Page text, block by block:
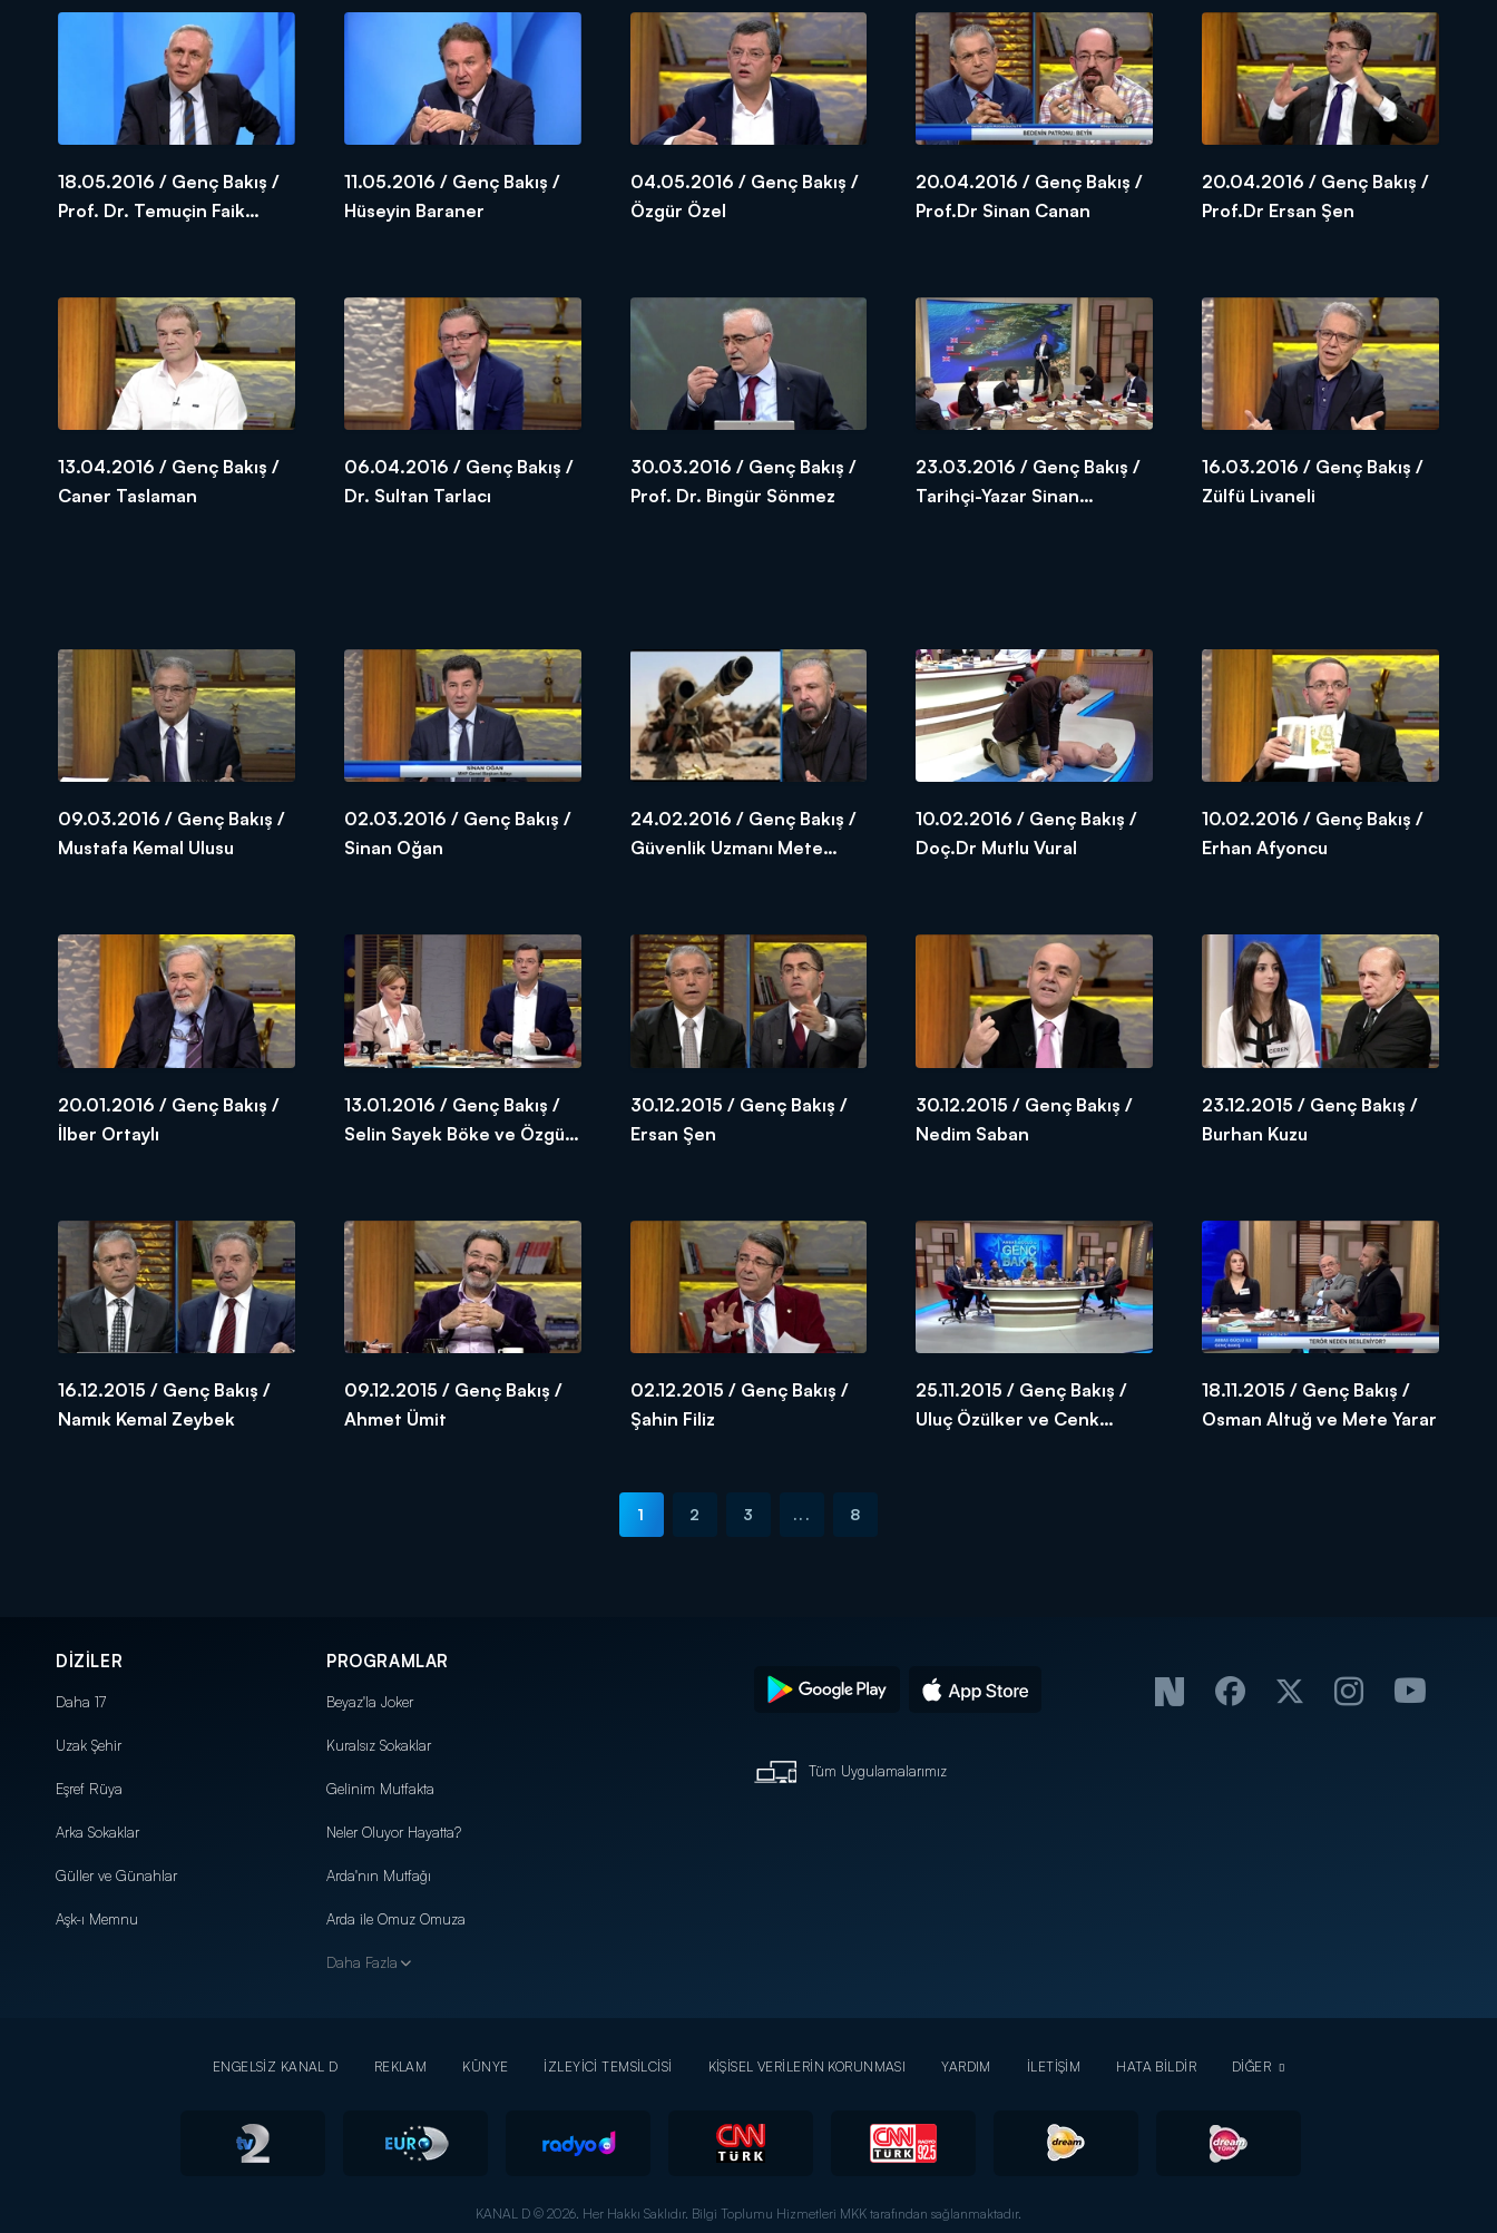
18.05.2016 / Genç Bakış /
Prof. Dr. Temuçin Faik
11.05.2016 / Genç Bakış /
Hüseyin Baraner
04.05.2016 / Genç Bakış /
Özgür Özel
20.04.2016 / Genç Bakış /
Prof.Dr Sinan Canan
20.04.2016 / Genç Bakış /
Prof.Dr Ersan Şen
13.04.2016 / Genç Bakış /
Caner Taslaman
06.04.2016 / Genç Bakış /
Dr. Sultan Tarlacı
30.03.2016 / Genç Bakış /
Prof. Dr. Bingür Sönmez
23.03.2016 / Genç Bakış /
Tarihçi-Yazar Sinan
16.03.2016 / Genç Bakış /
Zülfü Livaneli
09.03.2016 / Genç Bakış /
Mustafa Kemal Ulusu
02.03.2016 / Genç Bakış /
Sinan Oğan
24.02.2016 / Genç Bakış /
Güvenlik Uzmanı Mete
10.02.2016 / Genç Bakış /
Doç.Dr Mutlu Vural
10.02.2016 / Genç Bakış /
Erhan Afyoncu
20.01.2016 / Genç Bakış /
İlber Ortaylı
13.01.2016 / Genç Bakış /
Selin Sayek Böke ve Özgür
30.12.2015 / Genç Bakış /
Ersan Şen
30.12.2015 / Genç Bakış /
Nedim Saban
23.12.2015 / Genç Bakış /
Burhan Kuzu
16.12.2015 / Genç Bakış /
Namık Kemal Zeybek
09.12.2015 / Genç Bakış /
Ahmet Ümit
02.12.2015 / Genç Bakış /
Şahin Filiz
25.11.2015 / Genç Bakış /
Uluç Özülker ve Cenk
18.11.2015 / Genç Bakış /
Osman Altuğ ve Mete Yarar
1 2 3 ... 8
DİZİLER
Daha 17
Uzak Şehir
Eşref Rüya
Arka Sokaklar
Güller ve Günahlar
Aşk-ı Memnu
PROGRAMLAR
Beyaz'la Joker
Kuralsız Sokaklar
Gelinim Mutfakta
Neler Oluyor Hayatta?
Arda'nın Mutfağı
Arda ile Omuz Omuza
Daha Fazla
Tüm Uygulamalarımız
ENGELSİZ KANAL D REKLAM KÜNYE İZLEYİCİ TEMSİLCİSİ KİŞİSEL VERİLERİN KORUNMASI YARDIM İLETİŞİM HATA BİLDİR DİĞER
KANAL D © 2026. Her Hakkı Saklıdır. Bilgi Toplumu Hizmetleri MKK tarafından sağlanmaktadır.